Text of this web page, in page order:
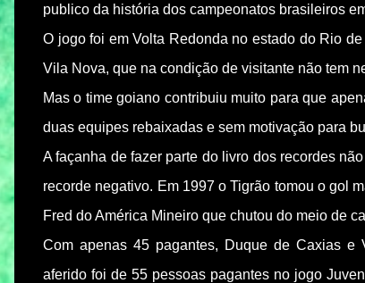
publico da história dos campeonatos brasileiros
O jogo foi em Volta Redonda no estado do Rio
Vila Nova, que na condição de visitante não tem
Mas o time goiano contribuiu muito para que
duas equipes rebaixadas e sem motivação para
A façanha de fazer parte do livro dos recordes
recorde negativo. Em 1997 o Tigrão tomou o gol
Fred do América Mineiro que chutou do meio de
Com apenas 45 pagantes, Duque de Caxias
aferido foi de 55 pessoas pagantes no jogo